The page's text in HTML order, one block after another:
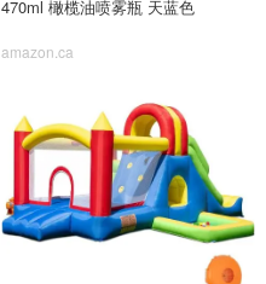
470ml 橄榄油喷雾瓶 天蓝色
amazon.ca